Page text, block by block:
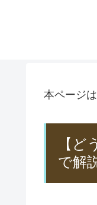
本ページ
【
で解